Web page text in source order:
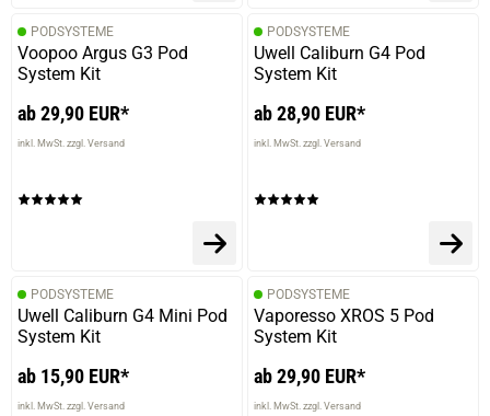
PODSYSTEME
Voopoo Argus G3 Pod
System Kit
ab 29,90 EUR*
inkl. MwSt. zzgl. Versand
PODSYSTEME
Uwell Caliburn G4 Pod
System Kit
ab 28,90 EUR*
inkl. MwSt. zzgl. Versand
PODSYSTEME
Uwell Caliburn G4 Mini Pod
System Kit
ab 15,90 EUR*
inkl. MwSt. zzgl. Versand
PODSYSTEME
Vaporesso XROS 5 Pod
System Kit
ab 29,90 EUR*
inkl. MwSt. zzgl. Versand